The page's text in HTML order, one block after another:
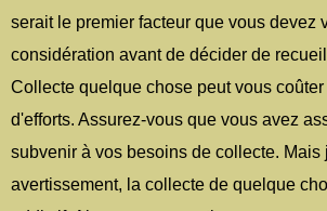
serait le premier facteur que vous devez
considération avant de décider de
Collecte quelque chose peut vous
d'efforts. Assurez-vous que vous avez
subvenir à vos besoins de collecte. Mais
avertissement, la collecte de quelque